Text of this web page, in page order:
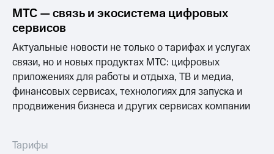
Тарифы
Интернет,
для дома
Услуги
Акции
Акции
Видеонаблюдение
для дома
149 ₽/
МТС — связь и экосистема цифровых
сервисов
Актуальные новости не только о тарифах и услугах
связи, но и новых продуктах МТС: цифровых
приложениях для работы и отдыха, ТВ и медиа,
финансовых сервисах, технологиях для запуска и
продвижения бизнеса и других сервисах компании
Тарифы